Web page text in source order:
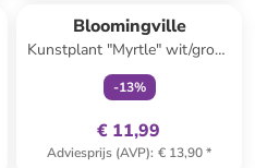
Bloomingville
Kunstplant "Myrtle" wit/groen
- (H)100 cm
-13%
€ 11,99
Adviesprijs (AVP): € 13,90*